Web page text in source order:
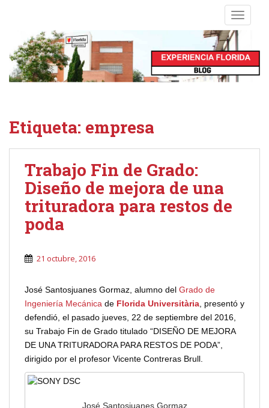
Etiqueta: empresa
Trabajo Fin de Grado:
Diseño de mejora de una
trituradora para restos de
poda
21 octubre, 2016
José Santosjuanes Gormaz, alumno del Grado de
Ingeniería Mecánica de Florida Universitària, presentó y
defendió, el pasado jueves, 22 de septiembre del 2016,
su Trabajo Fin de Grado titulado “DISEÑO DE MEJORA
DE UNA TRITURADORA PARA RESTOS DE PODA”,
dirigido por el profesor Vicente Contreras Brull.
José Santosjuanes Gormaz